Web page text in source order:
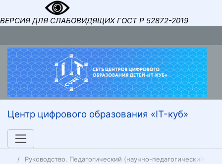
ВЕРСИЯ ДЛЯ СЛАБОВИДЯЩИХ ГОСТ Р 52872-2019
Центр цифрового образования «IT-куб»
Руководство. Педагогический (научно-педагогический)